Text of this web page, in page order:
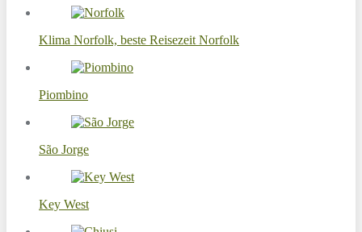
Klima Norfolk, beste Reisezeit Norfolk
Piombino
São Jorge
Key West